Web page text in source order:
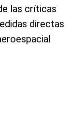
las críticas
directas